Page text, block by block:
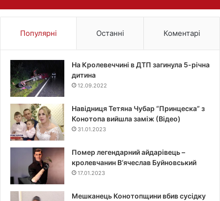
Популярні Останні Коментарі
На Кролевеччині в ДТП загинула 5-річна
дитина
12.09.2022
Навідниця Тетяна Чубар “Принцеска” з
Конотопа вийшла заміж (Відео)
31.01.2023
Помер легендарний айдарівець –
кролевчанин В‘ячеслав Буйновський
17.01.2023
Мешканець Конотопщини вбив сусідку